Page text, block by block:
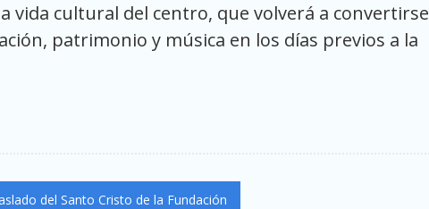
vida cultural del centro, que volverá a convertirse
patrimonio y música en los días previos a la
del Santo Cristo de la Fundación